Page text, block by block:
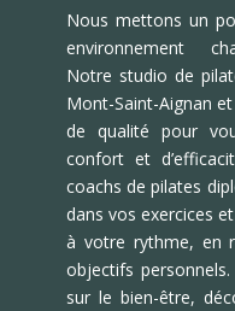
Nous mettons un
environnement
Notre studio de
Mont-Saint-Aignan
de qualité pour
confort et
coachs de pilates
dans vos exercices
à votre rythme, en
objectifs
sur le bien-être,